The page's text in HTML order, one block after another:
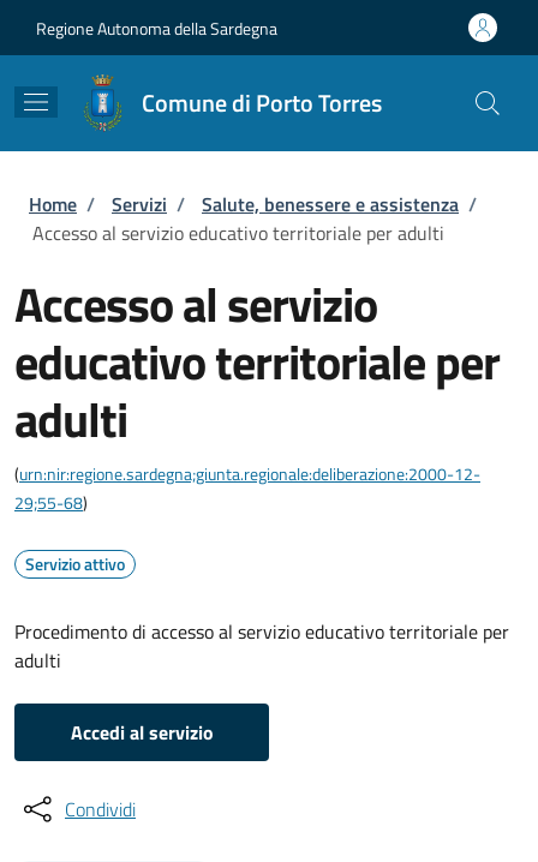
Regione Autonoma della Sardegna
Comune di Porto Torres
Briciole di pane
Home / Servizi / Salute, benessere e assistenza /
Accesso al servizio educativo territoriale per adulti
Accesso al servizio
educativo territoriale per
adulti
(urn:nir:regione.sardegna;giunta.regionale:deliberazione:2000-12-
29;55-68)
Servizio attivo
Procedimento di accesso al servizio educativo territoriale per
adulti
Accedi al servizio
Condividi